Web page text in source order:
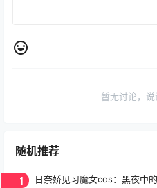
暂无讨论，
随机推荐
1 日奈娇见习魔女cos：黑夜中